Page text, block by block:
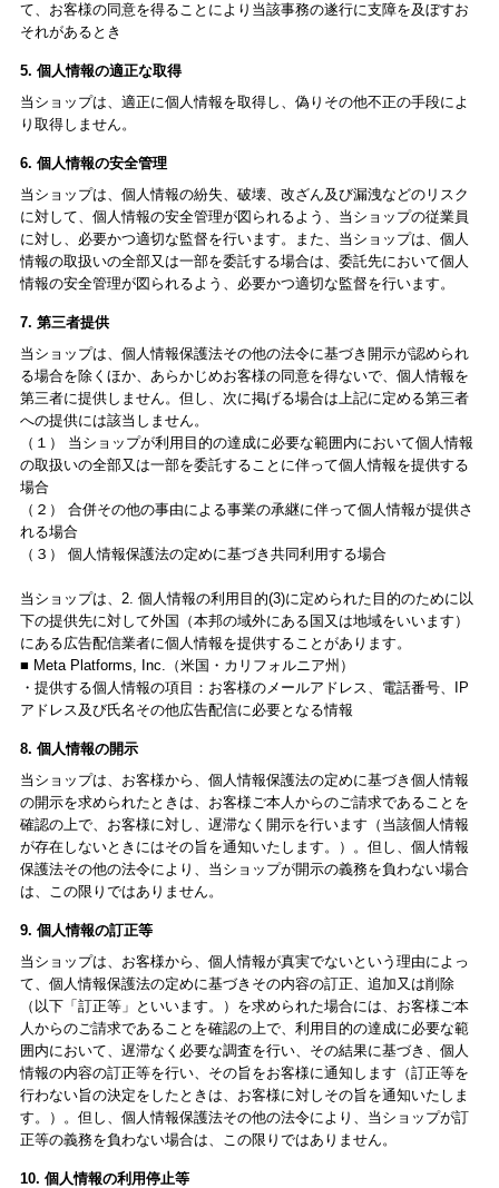
て、お客様の同意を得ることにより当該事務の遂行に支障を及ぼすお
それがあるとき
5. 個人情報の適正な取得
当ショップは、適正に個人情報を取得し、偽りその他不正の手段によ
り取得しません。
6. 個人情報の安全管理
当ショップは、個人情報の紛失、破壊、改ざん及び漏洩などのリスク
に対して、個人情報の安全管理が図られるよう、当ショップの従業員
に対し、必要かつ適切な監督を行います。また、当ショップは、個人
情報の取扱いの全部又は一部を委託する場合は、委託先において個人
情報の安全管理が図られるよう、必要かつ適切な監督を行います。
7. 第三者提供
当ショップは、個人情報保護法その他の法令に基づき開示が認められ
る場合を除くほか、あらかじめお客様の同意を得ないで、個人情報を
第三者に提供しません。但し、次に掲げる場合は上記に定める第三者
への提供には該当しません。
（１） 当ショップが利用目的の達成に必要な範囲内において個人情報
の取扱いの全部又は一部を委託することに伴って個人情報を提供する
場合
（２） 合併その他の事由による事業の承継に伴って個人情報が提供さ
れる場合
（３） 個人情報保護法の定めに基づき共同利用する場合
当ショップは、2. 個人情報の利用目的(3)に定められた目的のために以
下の提供先に対して外国（本邦の域外にある国又は地域をいいます）
にある広告配信業者に個人情報を提供することがあります。
■ Meta Platforms, Inc.（米国・カリフォルニア州）
・提供する個人情報の項目：お客様のメールアドレス、電話番号、IP
アドレス及び氏名その他広告配信に必要となる情報
8. 個人情報の開示
当ショップは、お客様から、個人情報保護法の定めに基づき個人情報
の開示を求められたときは、お客様ご本人からのご請求であることを
確認の上で、お客様に対し、遅滞なく開示を行います（当該個人情報
が存在しないときにはその旨を通知いたします。）。但し、個人情報
保護法その他の法令により、当ショップが開示の義務を負わない場合
は、この限りではありません。
9. 個人情報の訂正等
当ショップは、お客様から、個人情報が真実でないという理由によっ
て、個人情報保護法の定めに基づきその内容の訂正、追加又は削除
（以下「訂正等」といいます。）を求められた場合には、お客様ご本
人からのご請求であることを確認の上で、利用目的の達成に必要な範
囲内において、遅滞なく必要な調査を行い、その結果に基づき、個人
情報の内容の訂正等を行い、その旨をお客様に通知します（訂正等を
行わない旨の決定をしたときは、お客様に対しその旨を通知いたしま
す。）。但し、個人情報保護法その他の法令により、当ショップが訂
正等の義務を負わない場合は、この限りではありません。
10. 個人情報の利用停止等